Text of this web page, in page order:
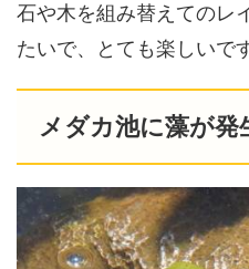
石や木を組み替えてのレ
たいで、とても楽しいで
メダカ池に藻が発